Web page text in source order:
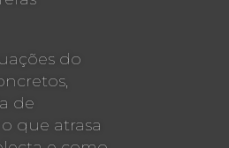
do
de
que atrasa